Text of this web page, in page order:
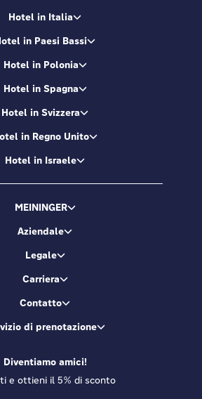
Hotel in Italia
in Paesi Bassi
Hotel in Polonia
Hotel in Spagna
Hotel in Svizzera
in Regno Unito
Hotel in Israele
MEININGER
Aziendale
Legale
Carriera
Contatto
di prenotazione
Diventiamo amici!
e ottieni il 5% di sconto